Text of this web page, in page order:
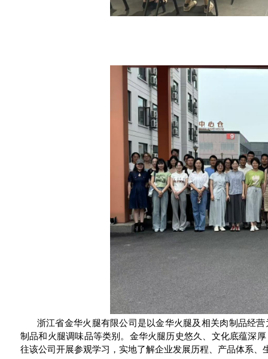
浙江省金华火腿有限公司是以金华火腿及相关肉制品经
制品和火腿调味品等类别。金华火腿历史悠久、文化底蕴深
往该公司开展参观学习，实地了解企业发展历程、产品体系、